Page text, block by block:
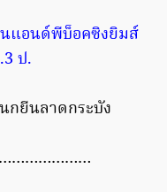
แอนด์พีบ็อคซิงยิมส์
ป.
ลาดกระบัง